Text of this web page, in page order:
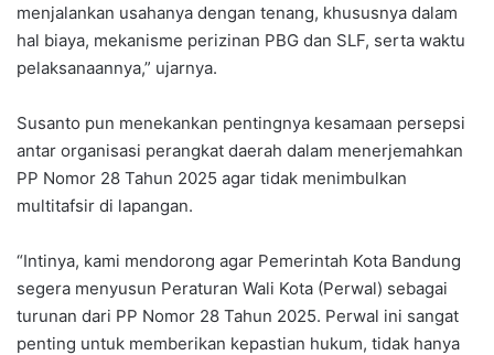
menjalankan usahanya dengan tenang, khususnya dalam
hal biaya, mekanisme perizinan PBG dan SLF, serta waktu
pelaksanaannya,” ujarnya.
Susanto pun menekankan pentingnya kesamaan persepsi
antar organisasi perangkat daerah dalam menerjemahkan
PP Nomor 28 Tahun 2025 agar tidak menimbulkan
multitafsir di lapangan.
“Intinya, kami mendorong agar Pemerintah Kota Bandung
segera menyusun Peraturan Wali Kota (Perwal) sebagai
turunan dari PP Nomor 28 Tahun 2025. Perwal ini sangat
penting untuk memberikan kepastian hukum, tidak hanya